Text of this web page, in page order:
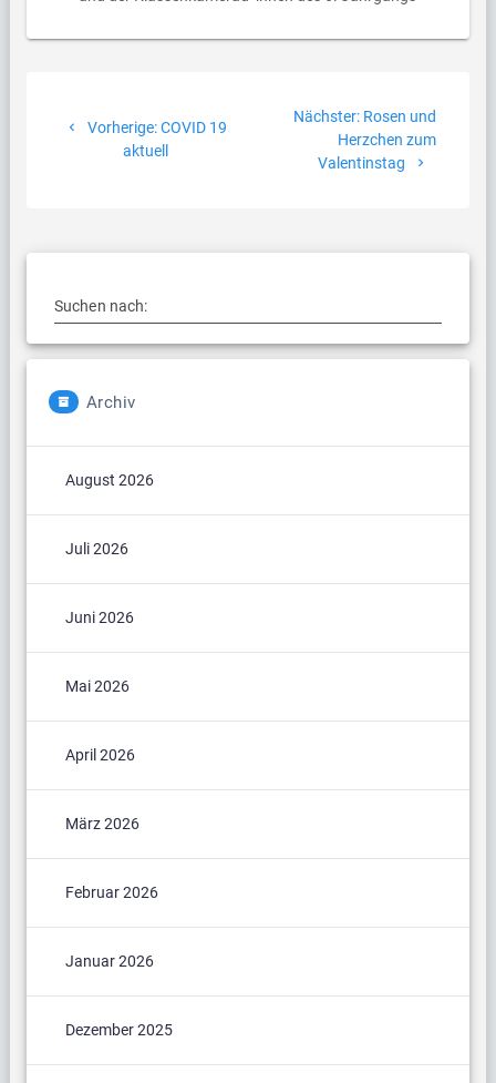
Vorherige:Vorheriger
Beitrag:
COVID 19
aktuell
Nächster: Nächster
Beitrag:
Rosen und
Herzchen zum
Valentinstag
Suchen nach:
Archiv
August 2026
Juli 2026
Juni 2026
Mai 2026
April 2026
März 2026
Februar 2026
Januar 2026
Dezember 2025